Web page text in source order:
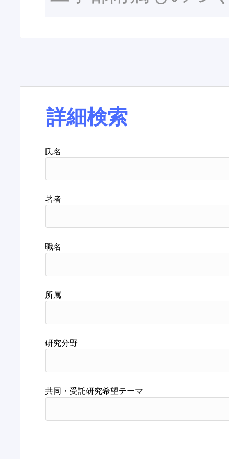
詳細検索
氏名
著者
職名
所属
研究分野
共同・受託研究希望テーマ